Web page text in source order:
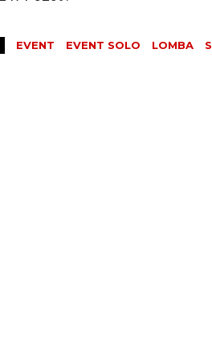
EVENT EVENT SOLO LOMBA